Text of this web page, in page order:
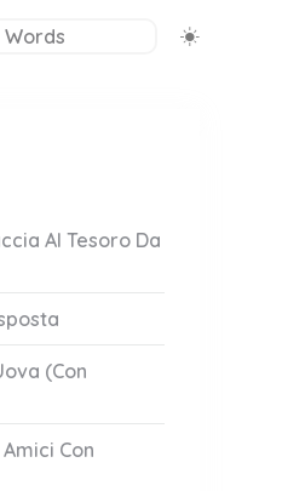
Al Tesoro Da
(Con
Con